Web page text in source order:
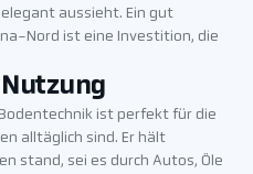
aussieht. Ein gut
Nord ist eine Investition, die
ist perfekt für die
alltäglich sind. Er hält
stand, sei es durch Autos, Öle